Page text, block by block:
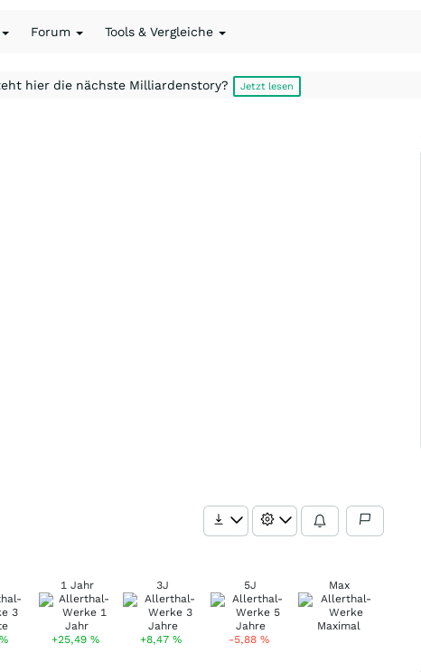
Forum Tools & Vergleiche
hier die nächste Milliardenstory? Jetzt lesen
%
1 Jahr
+25,49 %
3J
+8,47%
5J
-5,88 %
Max